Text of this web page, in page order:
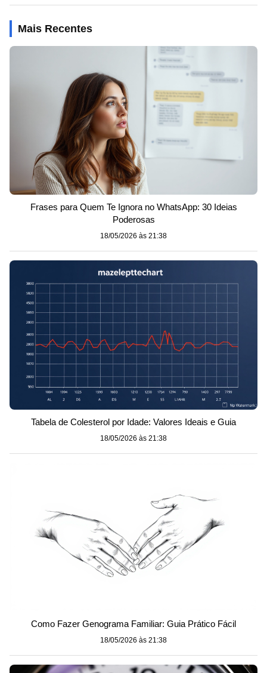
Mais Recentes
Frases para Quem Te Ignora no WhatsApp: 30 Ideias
Poderosas
18/05/2026 às 21:38
Tabela de Colesterol por Idade: Valores Ideais e Guia
18/05/2026 às 21:38
Como Fazer Genograma Familiar: Guia Prático Fácil
18/05/2026 às 21:38